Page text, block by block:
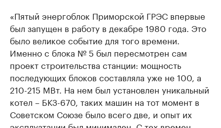
«Пятый энергоблок Приморской ГРЭС впервые
был запущен в работу в декабре 1980 года. Это
было великое событие для того времени.
Именно с блока № 5 был пересмотрен сам
проект строительства станции: мощность
последующих блоков составляла уже не 100, а
210-215 МВт. На нем был установлен уникальный
котел – БКЗ-670, таких машин на тот момент в
Советском Союзе было всего две, и опыт их